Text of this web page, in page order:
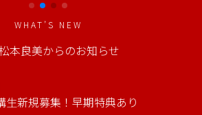
WHAT’S NEW
本良美からのお知らせ
新規募集！早期特典あり